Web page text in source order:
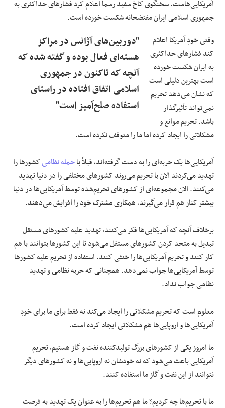
آمریکایی‌هاست. سخنگوی کاخ سفید رسماً اعلام کرد فشارهای حداکثری به
جمهوری اسلامی ایران مفتضحانه شکست خورده است.
"دوربین‌های آژانس در مراکز
هسته‌ای فعال بوده و گفته شده که
آنچه که تاکنون در جمهوری
اسلامی اتفاق افتاده در راستای
استفاده صلح‌آمیز است"
وقتی خودِ آمریکا اعلام
کند فشارهای حداکثری
به ایران شکست خورده
است بهترین دلیلی است
که نشان می‌دهد تحریم
نمی‌تواند تأثیرگذار
باشد. تحریم موانع و
مشکلاتی را ایجاد کرده اما ما را متوقف نکرده است.
آمریکایی‌ها یک حربه‌ای را به دست گرفته‌اند، قبلاً باحمله نظامیکشورها را
تهدید می‌کردند الان با تحریم می‌روند کشورهای مختلفی را در دنیا تهدید
می‌کنند. الان مجموعه‌ای از کشورهای تحریم‌شده توسط آمریکایی‌ها در دنیا
بیشتر کنار هم قرار می‌گیرند، همکاری مشترک خود را افزایش می‌دهند.
برخلاف آنچه که آمریکایی‌ها فکر می‌کنند، تهدید علیه کشورهای مستقل
تبدیل به متحد کردن کشورهای مستقل می‌شود تا این کشورها بتوانند با هم
کار کنند و تحریم آمریکایی‌ها را خنثی کنند. استفاده از تحریم علیه کشورها
توسط آمریکایی‌ها جواب نمی‌دهد. همچنانی که حربه نظامی و تهدید
نظامی جواب نداد.
معلوم است که تحریم مشکلاتی را ایجاد می‌کند نه فقط برای ما برای خودِ
آمریکایی‌ها و اروپایی‌ها هم مشکلاتی ایجاد کرده است.
ما امروز یکی از کشورهای بزرگ تولیدکننده نفت و گاز هستیم، تحریم
آمریکایی باعث می‌شود که نه خودشان نه اروپایی‌ها و نه کشورهای دیگر
نتوانند از این نفت و گاز ما استفاده کنند.
ما با تحریم‌ها چه کردیم؟ ما هم تحریم‌ها را به عنوان یک تهدید به فرصت